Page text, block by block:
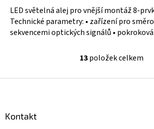
LED světelná alej pro vnější montáž 8-
Technické parametry: • zařízení pro
sekvencemi optických signálů •
O
l
13položek celkem
Kontakt